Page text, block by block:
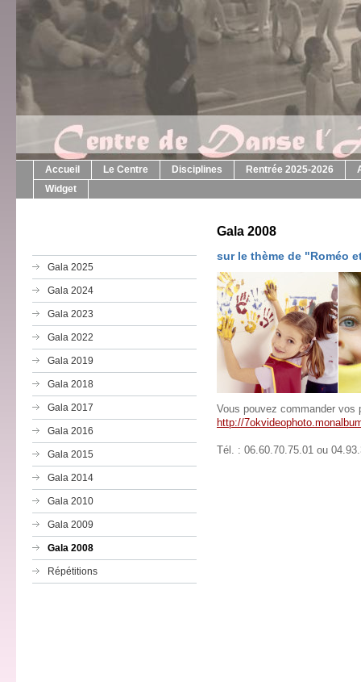
Accueil Le Centre Disciplines Rentrée 2025-2026
Widget
Gala 2025
Gala 2024
Gala 2023
Gala 2022
Gala 2019
Gala 2018
Gala 2017
Gala 2016
Gala 2015
Gala 2014
Gala 2010
Gala 2009
Gala 2008
Répétitions
Gala 2008
sur le thème de "Roméo
Vous pouvez commander
http://
Tél. : 06.60.70.75.01 ou